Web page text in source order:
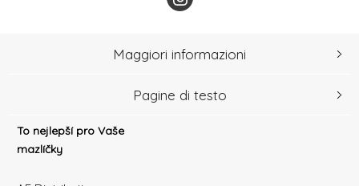
To nejlepší pro Vaše
mazlíčky
Maggiori informazioni
Pagine di testo